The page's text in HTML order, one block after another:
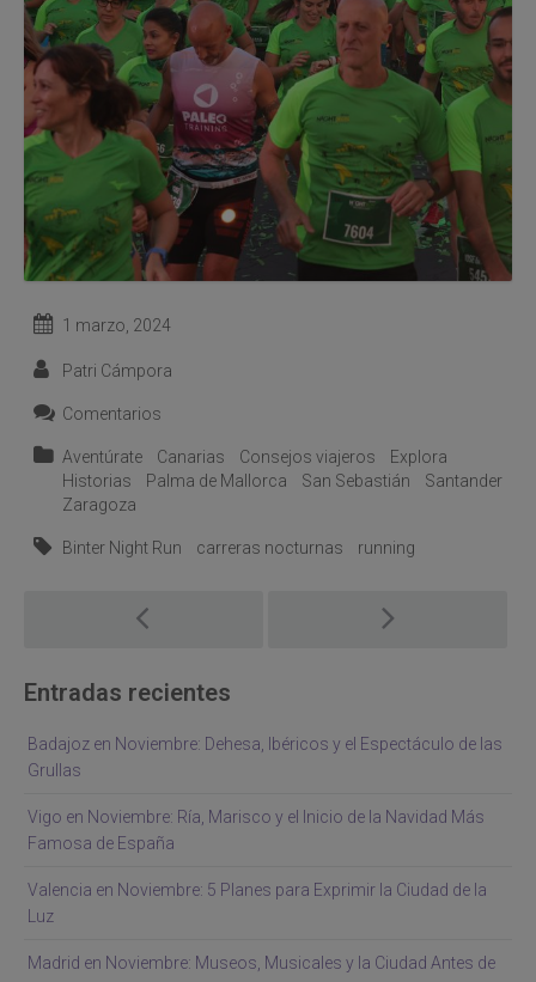
1 marzo, 2024
Patri Cámpora
Comentarios
Aventúrate Canarias Consejos viajeros
Explora
Historias
Palma de Mallorca San Sebastián
Santander
Zaragoza
Binter Night Run carreras nocturnas running
navigation
Entradas recientes
Badajoz en Noviembre: Dehesa, Ibéricos y el Espectáculo de las
Grullas
Vigo en Noviembre: Ría, Marisco y el Inicio de la Navidad Más
Famosa de España
Valencia en Noviembre: 5 Planes para Exprimir la Ciudad de la
Luz
Madrid en Noviembre: Museos, Musicales y la Ciudad Antes de